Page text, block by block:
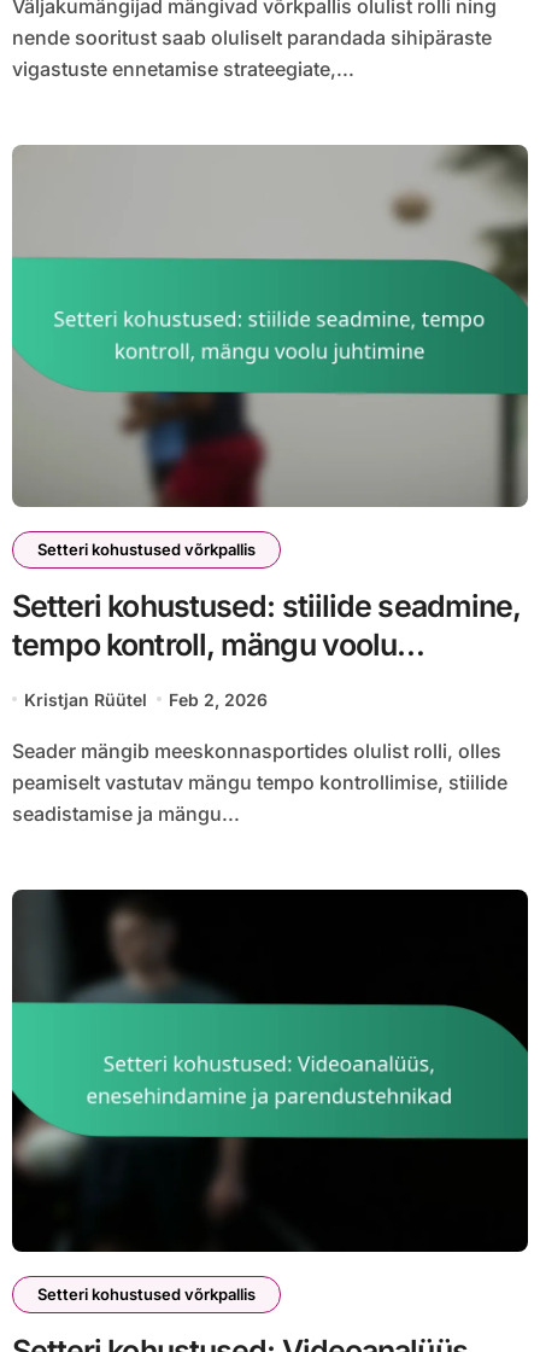
Väljakumängijad mängivad võrkpallis olulist rolli ning
nende sooritust saab oluliselt parandada sihipäraste
vigastuste ennetamise strateegiate,...
Setteri kohustused võrkpallis
Setteri kohustused: stiilide seadmine,
tempo kontroll, mängu voolu
Kristjan Rüütel Feb 2, 2026
Seader mängib meeskonnasportides olulist rolli, olles
peamiselt vastutav mängu tempo kontrollimise, stiilide
seadistamise ja mängu...
Setteri kohustused võrkpallis